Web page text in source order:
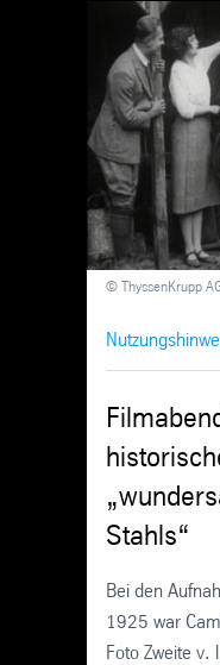
© ThyssenKrupp
Stahls“
Bei den
1925 war
Foto Zweite v.